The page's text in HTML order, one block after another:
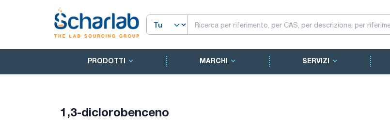
PRODOTTI MARCHI SERVIZI
1,3-diclorobenceno